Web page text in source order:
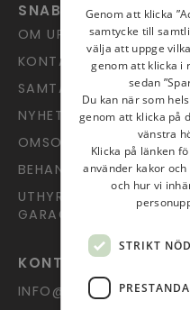
SNABBLÄNKAR
OM UPPSALA PINGST
KONTAKT
SAMTALSJOUREN
NYHETSARKIV
OMSORG
BEHANDLING AV
UTHYRNING AV LOKAL
GARAGEPLATS
KONTAKT OCH
Genom att klicka
samtycke till
välja att uppge
genom att klicka i
sedan
Du kan när som
genom att klicka på
vänstra
Klicka på länken
använder kakor
och hur vi
STRIKT
PRESTANDA